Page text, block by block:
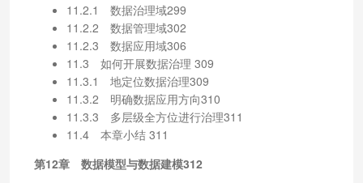
11.2.1 数据治理域299
11.2.2 数据管理域302
11.2.3 数据应用域306
11.3 如何开展数据治理 309
11.3.1 地定位数据治理309
11.3.2 明确数据应用方向310
11.3.3 多层级全方位进行治理311
11.4 本章小结 311
第12章 数据模型与数据建模312